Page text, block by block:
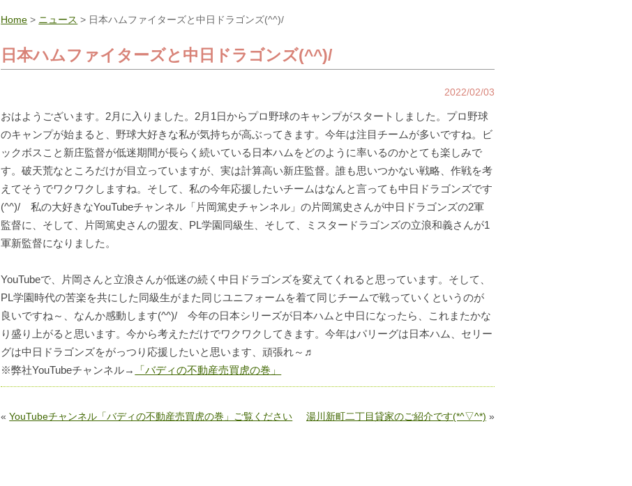
Home > ニュース > 日本ハムファイターズと中日ドラゴンズ(^^)/
日本ハムファイターズと中日ドラゴンズ(^^)/
2022/02/03
おはようございます。2月に入りました。2月1日からプロ野球のキャンプがスタートしました。プロ野球
のキャンプが始まると、野球大好きな私が気持ちが高ぶってきます。今年は注目チームが多いですね。ビ
ックボスこと新庄監督が低迷期間が長らく続いている日本ハムをどのように率いるのかとても楽しみで
す。破天荒なところだけが目立っていますが、実は計算高い新庄監督。誰も思いつかない戦略、作戦を考
えてそうでワクワクしますね。そして、私の今年応援したいチームはなんと言っても中日ドラゴンズです
(^^)/ 私の大好きなYouTubeチャンネル「片岡篤史チャンネル」の片岡篤史さんが中日ドラゴンズの2軍
監督に、そして、片岡篤史さんの盟友、PL学園同級生、そして、ミスタードラゴンズの立浪和義さんが1
軍新監督になりました。
YouTubeで、片岡さんと立浪さんが低迷の続く中日ドラゴンズを変えてくれると思っています。そして、
PL学園時代の苦楽を共にした同級生がまた同じユニフォームを着て同じチームで戦っていくというのが
良いですね～、なんか感動します(^^)/ 今年の日本シリーズが日本ハムと中日になったら、これまたかな
り盛り上がると思います。今から考えただけでワクワクしてきます。今年はパリーグは日本ハム、セリー
グは中日ドラゴンズをがっつり応援したいと思います、頑張れ～♬
※弊社YouTubeチャンネル→
「バディの不動産売買虎の巻」
«YouTubeチャンネル「バディの不動産売買虎の巻」ご覧ください 湯川新町二丁目貸家のご紹介です(*^▽^*) »